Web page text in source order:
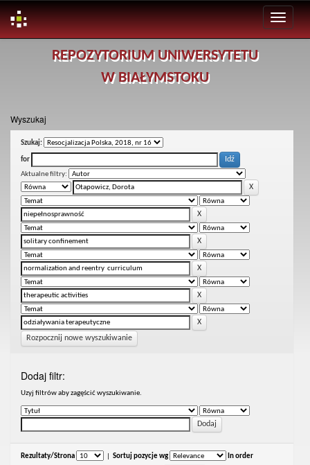
REPOZYTORIUM UNIWERSYTETU
W BIAŁYMSTOKU
Wyszukaj
Szukaj:
for
Aktualne filtry:
Rozpocznij nowe wyszukiwanie
Dodaj filtr:
Uzyj filtrów aby zagęścić wyszukiwanie.
Rezultaty/Strona Sortuj pozycje wg In order